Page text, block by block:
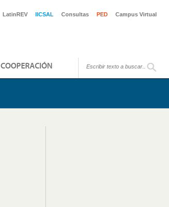
LatinREV IICSAL Consultas PED Campus Virtual
COOPERACIÓN